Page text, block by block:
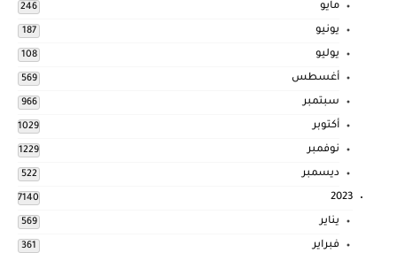
مايو 246
يونيو 187
يوليو 108
أغسطس 569
سبتمبر 966
أكتوبر 1029
نوفمبر 1229
ديسمبر 522
2023
7140
يناير 569
فبراير 361